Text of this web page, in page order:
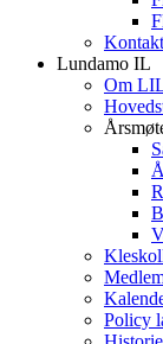
Lundamo IL
Om
Policy